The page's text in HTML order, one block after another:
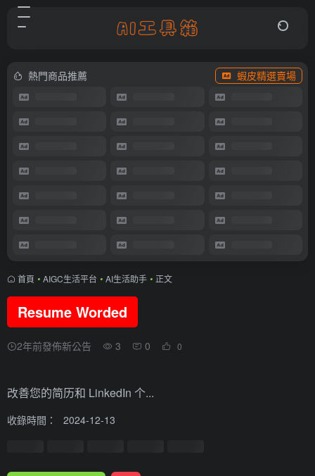
熱門商品推薦 蝦皮精選賣場
首頁 • AIGC生活平台 • AI生活助手 • 正文
Resume Worded
2年前發佈新公告 3 0 0
改善您的简历和 LinkedIn 个...
收錄時間： 2024-12-13